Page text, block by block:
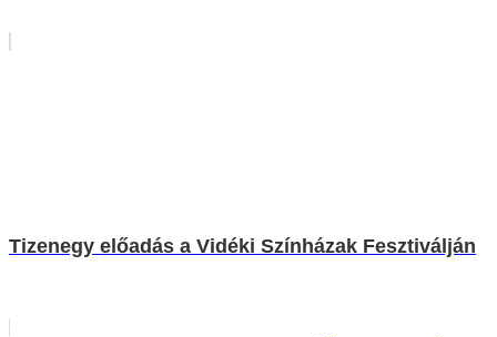
Tizenegy előadás a Vidéki Színházak Fesztiválján